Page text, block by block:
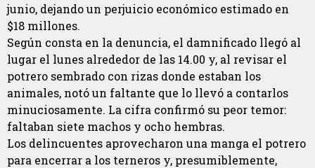
junio, dejando un perjuicio económico estimado en
$18 millones.
Según consta en la denuncia, el damnificado llegó al
lugar el lunes alrededor de las 14.00 y, al revisar el
potrero sembrado con rizas donde estaban los
animales, notó un faltante que lo llevó a contarlos
minuciosamente. La cifra confirmó su peor temor:
faltaban siete machos y ocho hembras.
Los delincuentes aprovecharon una manga el potrero
para encerrar a los terneros y, presumiblemente,